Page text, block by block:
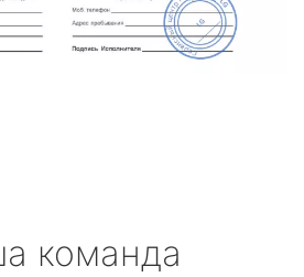
команда